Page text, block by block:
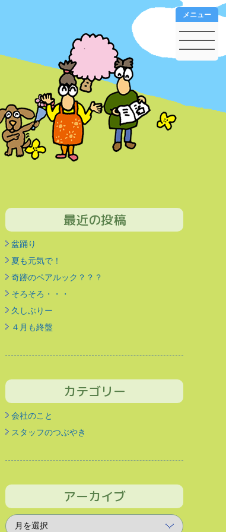
メニュー
最近の投稿
盆踊り
夏も元気で！
奇跡のペアルック？？？
そろそろ・・・
久しぶりー
４月も終盤
カテゴリー
会社のこと
スタッフのつぶやき
アーカイブ